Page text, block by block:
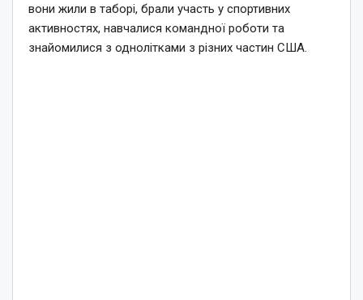
вони жили в таборі, брали участь у спортивних
активностях, навчалися командної роботи та
знайомилися з однолітками з різних частин США.